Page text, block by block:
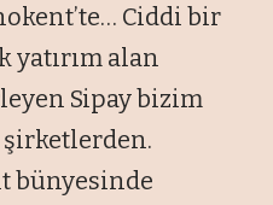
Ciddi bir
yatırım alan
Sipay bizim
bünyesinde